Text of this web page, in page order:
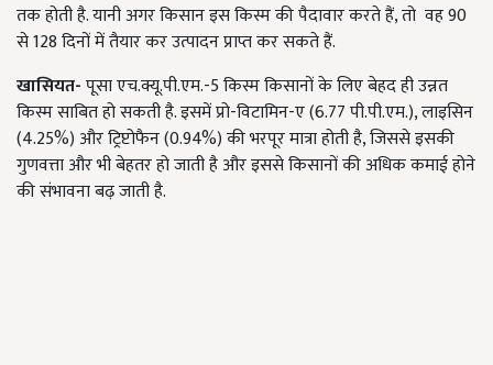
तक होती है. यानी अगर किसान इस किस्म की पैदावार करते हैं, तो वह 90
से 128 दिनों में तैयार कर उत्पादन प्राप्त कर सकते हैं.
खासियत-पूसा एच.क्यू.पी.एम.-5 किस्म किसानों के लिए बेहद ही उन्नत
किस्म साबित हो सकती है. इसमें प्रो-विटामिन-ए (6.77 पी.पी.एम.), लाइसिन
(4.25%) और ट्रिप्टोफैन (0.94%) की भरपूर मात्रा होती है, जिससे इसकी
गुणवत्ता और भी बेहतर हो जाती है और इससे किसानों की अधिक कमाई होने
की संभावना बढ़ जाती है.